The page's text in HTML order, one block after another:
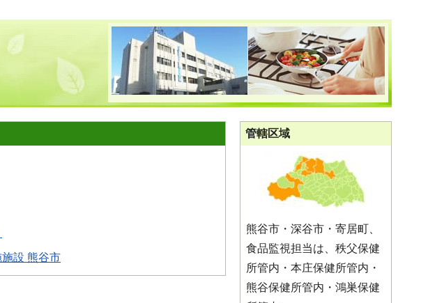
設 熊谷市
管轄区域
熊谷市・深谷市・寄居町、
食品監視担当は、秩父保健
所管内・本庄保健所管内・
熊谷保健所管内・鴻巣保健